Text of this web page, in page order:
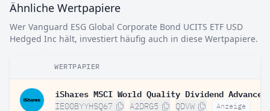
Ähnliche Wertpapiere
Wer Vanguard ESG Global Corporate Bond UCITS ETF USD
Hedged Inc hält, investiert häufig auch in diese Wertpapiere.
WERTPAPIER
IE00BYYHSQ67 A2DRG5 QDVW Anzeige